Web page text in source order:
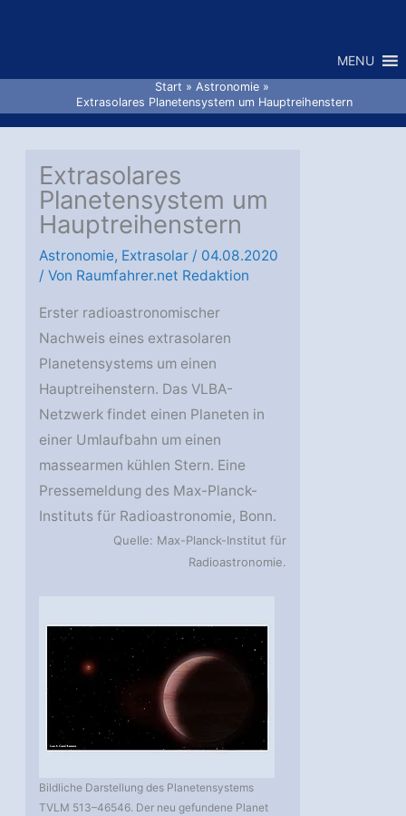
MENU
Start
Astronomie
Extrasolares Planetensystem um Hauptreihenstern
Extrasolares
Planetensystem um
Hauptreihenstern
Astronomie, Extrasolar / 04.08.2020
/ Von Raumfahrer.net Redaktion
Erster radioastronomischer
Nachweis eines extrasolaren
Planetensystems um einen
Hauptreihenstern. Das VLBA-
Netzwerk findet einen Planeten in
einer Umlaufbahn um einen
massearmen kühlen Stern. Eine
Pressemeldung des Max-Planck-
Instituts für Radioastronomie, Bonn.
Quelle: Max-Planck-Institut für
Radioastronomie.
Bildliche Darstellung des Planetensystems
TVLM 513–46546. Der neu gefundene Planet